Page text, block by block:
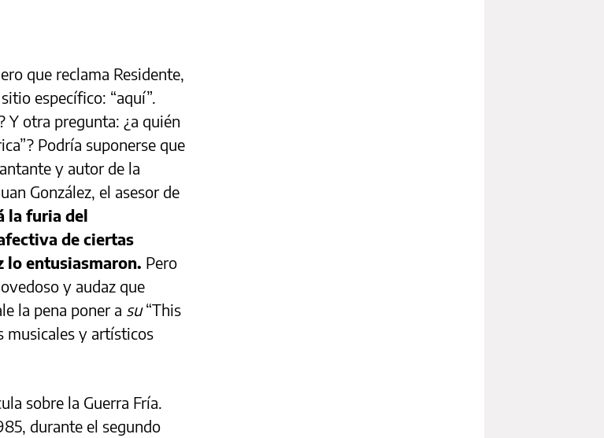
que reclama Residente,
específico: “aquí”.
Y otra pregunta: ¿a quién
Podría suponerse que
y autor de la
González, el asesor de
la furia del
de ciertas
lo entusiasmaron. Pero
y audaz que
la pena poner a su“This
musicales y artísticos
sobre la Guerra Fría.
durante el segundo